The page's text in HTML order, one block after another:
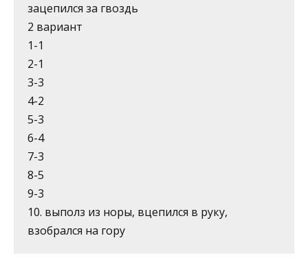
зацепился за гвоздь
2 вариант
1-1
2-1
3-3
4-2
5-3
6-4
7-3
8-5
9-3
10. выполз из норы, вцепился в руку,
взобрался на гору